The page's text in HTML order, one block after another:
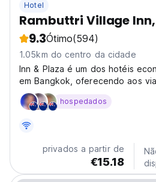
Hotel
Rambuttri Village
9.3Ótimo(594)
1.05km do centro da cidade
Inn & Plaza é um dos hotéis
em Bangkok, oferecendo aos
limitado acomodações
preço razoável.hospedados
privados a partir de
€15.18